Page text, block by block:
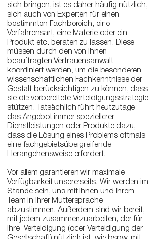
sich bringen, ist es daher häufig nützlich,
sich auch von Experten für einen
bestimmten Fachbereich, eine
Verfahrensart, eine Materie oder ein
Produkt etc. beraten zu lassen. Diese
müssen durch den von Ihnen
beauftragten Vertrauensanwalt
koordiniert werden, um die besonderen
wissenschaftlichen Fachkenntnisse der
Gestalt berücksichtigen zu können, dass
sie die vorbereitete Verteidigungsstrategie
stützen. Tatsächlich führt heutzutage
das Angebot immer speziellerer
Dienstleistungen oder Produkte dazu,
dass die Lösung eines Problems oftmals
eine fachgebietsübergreifende
Herangehensweise erfordert.
Vor allem garantieren wir maximale
Verfügbarkeit unsererseits. Wir werden im
Stande sein, uns mit Ihnen und Ihrem
Team in Ihrer Muttersprache
abzustimmen. Außerdem sind wir bereit,
mit jedem zusammenzuarbeiten, der für
Ihre Verteidigung (oder Verteidigung der